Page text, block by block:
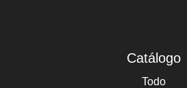
Catálogo
Todo